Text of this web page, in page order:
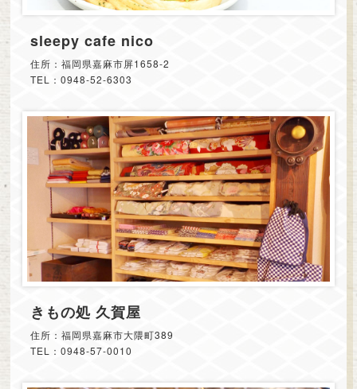
sleepy cafe nico
住所：福岡県嘉麻市屏1658-2
TEL：0948-52-6303
きもの処 久賀屋
住所：福岡県嘉麻市大隈町389
TEL：0948-57-0010